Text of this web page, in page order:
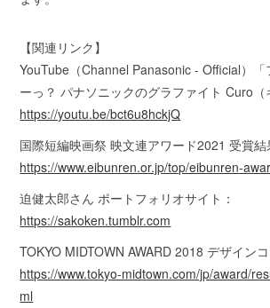
【関連リンク】
YouTube（Channel Panasonic - Official）「
ーっ？ パナソニックのグラファイト Curo（
https://youtu.be/bct6u8hckjQ
国際短編映画祭 映文連アワード2021 受賞結
https://www.eibunren.or.jp/top/eibunren-
迫健太郎さん ポートフォリオサイト：
https://sakoken.tumblr.com
TOKYO MIDTOWN AWARD 2018 デザイン
https://www.tokyo-midtown.com/jp/award/
ml